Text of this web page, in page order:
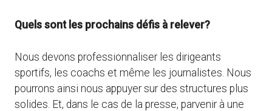
Quels sont les prochains défis à relever?
Nous devons professionnaliser les dirigeants
sportifs, les coachs et même les journalistes. Nous
pourrons ainsi nous appuyer sur des structures plus
solides. Et, dans le cas de la presse, parvenir à une